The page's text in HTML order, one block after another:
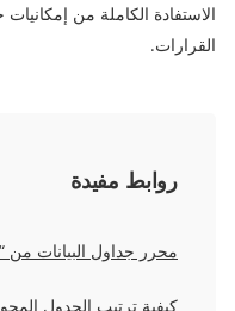
الاستفادة الكاملة من
القرارات.
روابط مفيدة
محرر جداول البيانات من “ONLYOFFICE”
كيفية ترتيب الجدول